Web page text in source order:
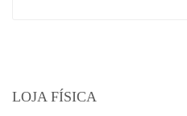
LOJA FÍSICA